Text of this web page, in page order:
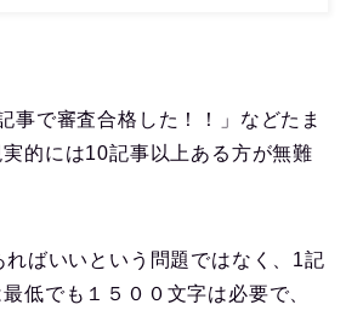
事で審査合格した！！」などたま
的には10記事以上ある方が無難
ばいいという問題ではなく、1記
低でも１５００文字は必要で、